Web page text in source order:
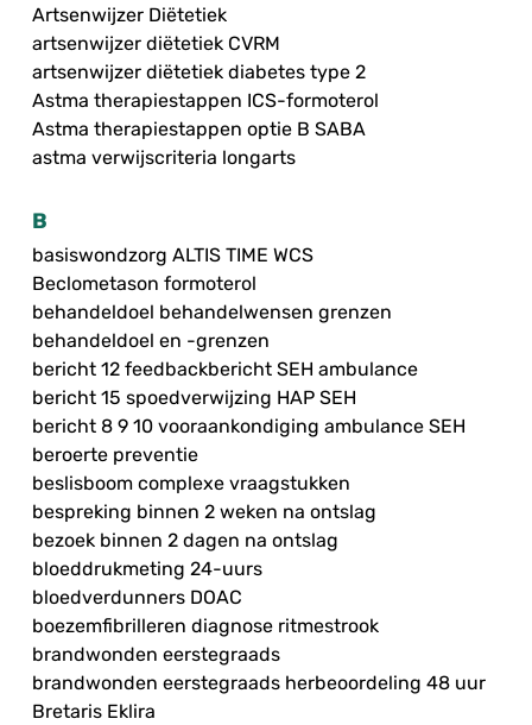
Artsenwijzer Diëtetiek
artsenwijzer diëtetiek CVRM
artsenwijzer diëtetiek diabetes type 2
Astma therapiestappen ICS-formoterol
Astma therapiestappen optie B SABA
astma verwijscriteria longarts
B
basiswondzorg ALTIS TIME WCS
Beclometason formoterol
behandeldoel behandelwensen grenzen
behandeldoel en -grenzen
bericht 12 feedbackbericht SEH ambulance
bericht 15 spoedverwijzing HAP SEH
bericht 8 9 10 vooraankondiging ambulance SEH
beroerte preventie
beslisboom complexe vraagstukken
bespreking binnen 2 weken na ontslag
bezoek binnen 2 dagen na ontslag
bloeddrukmeting 24-uurs
bloedverdunners DOAC
boezemfibrilleren diagnose ritmestrook
brandwonden eerstegraads
brandwonden eerstegraads herbeoordeling 48 uur
Bretaris Eklira